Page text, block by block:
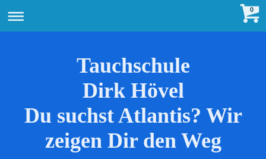
0
Tauchschule
Dirk Hövel
Du suchst Atlantis? Wir
zeigen Dir den Weg